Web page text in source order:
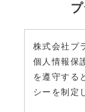
株式会社プ
個人情報保
を遵守する
シーを制定